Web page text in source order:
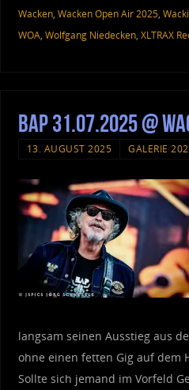
Wacken, Wacken Open Air 2025,
WOA, Wolfgang Niedecken, XLTRAX
BAP 31.07.2025 @
13. AUGUST 2025 GALERIE
langsam seinen Ausstieg aus
ohne einen fetten Gig auf dem
Sollte sich jemand im Vorfeld